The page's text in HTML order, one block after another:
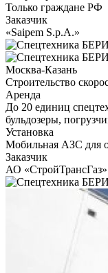
Только граждане РФ
Заказчик
«Saipem S.p.A.»
Москва-Казань
Строительство
Аренда
До 20 единиц
бульдозеры,
Установка
Мобильная АЗС для
Заказчик
АО «СтройТрансГаз»